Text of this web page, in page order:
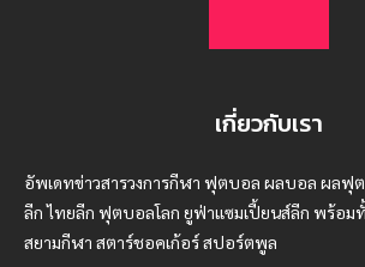
เกี่ยวกับเรา
อัพเดทข่าวสารวงการกีฬา ฟุตบอล ผลบอล ผลฟุ
ลีก ไทยลีก ฟุตบอลโลก ยูฟ่าแซมเปี้ยนส์ลีก พร้อม
สยามกีฬา สตาร์ชอคเก้อร์ สปอร์ตพูล